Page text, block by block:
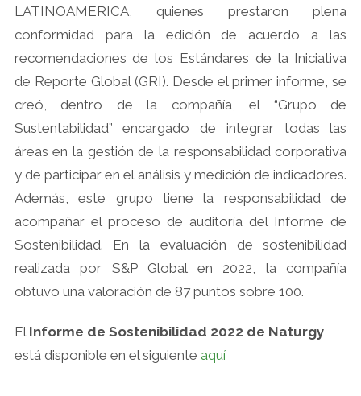
LATINOAMERICA, quienes prestaron plena
conformidad para la edición de acuerdo a las
recomendaciones de los Estándares de la Iniciativa
de Reporte Global (GRI). Desde el primer informe, se
creó, dentro de la compañía, el “Grupo de
Sustentabilidad” encargado de integrar todas las
áreas en la gestión de la responsabilidad corporativa
y de participar en el análisis y medición de indicadores.
Además, este grupo tiene la responsabilidad de
acompañar el proceso de auditoría del Informe de
Sostenibilidad. En la evaluación de sostenibilidad
realizada por S&P Global en 2022, la compañía
obtuvo una valoración de 87 puntos sobre 100.
El Informe de Sostenibilidad 2022 de Naturgy
está disponible en el siguiente aquí